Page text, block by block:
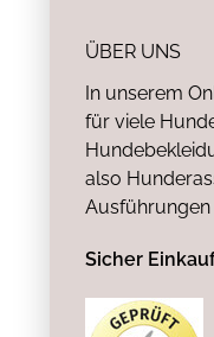
ÜBER UNS
In unserem
für viele
also
Ausführungen
Sicher